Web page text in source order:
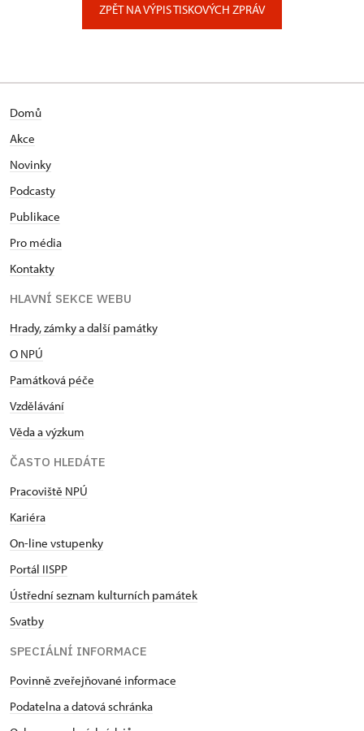
ZPĚT NA VÝPIS TISKOVÝCH ZPRÁV
Domů
Akce
Novinky
Podcasty
Publikace
Pro média
Kontakty
HLAVNÍ SEKCE WEBU
Hrady, zámky a další památky
O NPÚ
Památková péče
Vzdělávání
Věda a výzkum
ČASTO HLEDÁTE
Pracoviště NPÚ
Kariéra
On-line vstupenky
Portál IISPP
Ústřední seznam kulturních památek
Svatby
SPECIÁLNÍ INFORMACE
Povinně zveřejňované informace
Podatelna a datová schránka